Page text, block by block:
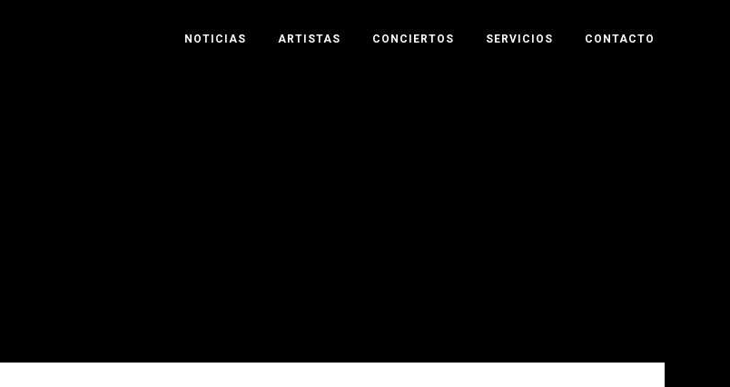
NOTICIAS ARTISTAS CONCIERTOS SERVICIOS CONTACTO